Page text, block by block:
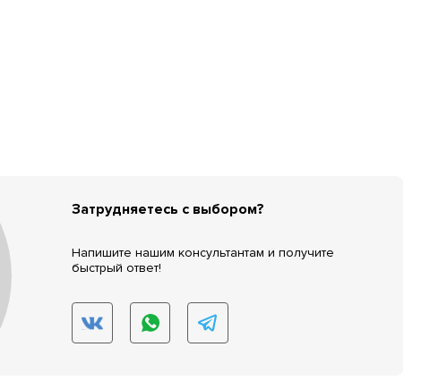
Затрудняетесь с выбором?
Напишите нашим консультантам и получите
быстрый ответ!